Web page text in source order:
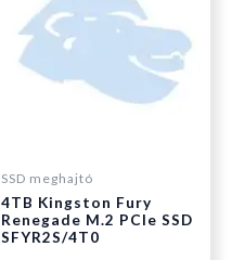
SSD meghajtó
4TB Kingston Fury
Renegade M.2 PCIe SSD
SFYR2S/4T0